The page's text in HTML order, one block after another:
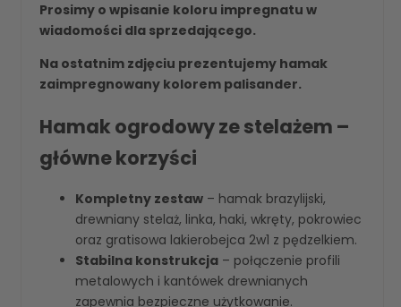
Prosimy o wpisanie koloru impregnatu w
wiadomości dla sprzedającego.
Na ostatnim zdjęciu prezentujemy hamak
zaimpregnowany kolorem palisander.
Hamak ogrodowy ze stelażem –
główne korzyści
Kompletny zestaw – hamak brazylijski,
drewniany stelaż, linka, haki, wkręty, pokrowiec
oraz gratisowa lakierobejca 2w1 z pędzelkiem.
Stabilna konstrukcja – połączenie profili
metalowych i kantówek drewnianych
zapewnia bezpieczne użytkowanie.